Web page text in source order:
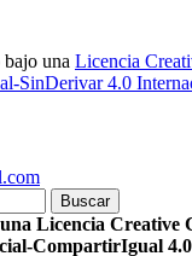
una Licencia
SinDerivar 4.0
Licencia Creative
CompartirIgual